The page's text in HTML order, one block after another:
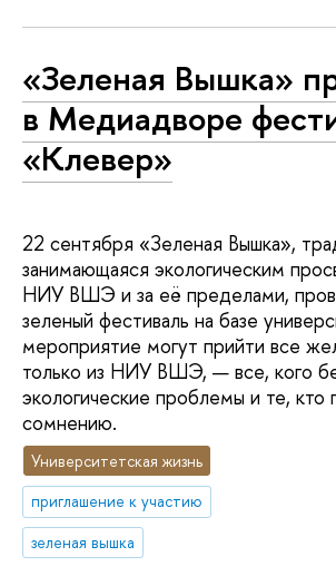
«Зеленая Вышка»
в Медиадворе
«Клевер»
22 сентября «Зеленая Вышка»,
занимающаяся экологическим
НИУ ВШЭ и за её пределами,
зеленый фестиваль на базе
мероприятие могут прийти все
только из НИУ ВШЭ, — все, кого
экологические проблемы и те, кто
сомнению.
Университетская жизнь
приглашение к участию
зеленая вышка